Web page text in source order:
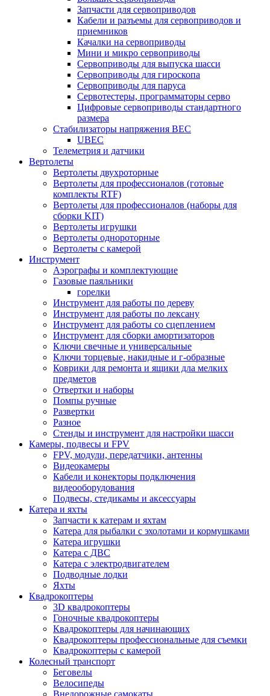
Запчасти для сервоприводов
Кабели и разъемы для сервоприводов и
приемников
Качалки на сервоприводы
Мини и микро сервоприводы
Сервоприводы для выпуска шасси
Сервоприводы для гироскопа
Сервоприводы для паруса
Сервотестеры, программаторы серво
Цифровые сервоприводы стандартного
размера
Стабилизаторы напряжения BEC
UBEC
Телеметрия и датчики
Вертолеты
Вертолеты двухроторные
Вертолеты для профессионалов (готовые
комплекты RTF)
Вертолеты для профессионалов (наборы для
сборки KIT)
Вертолеты игрушки
Вертолеты однороторные
Вертолеты с камерой
Инструмент
Аэрографы и комплектующие
Газовые паяльники
горелки
Инструмент для работы по дереву
Инструмент для работы по лексану
Инструмент для работы со сцеплением
Инструмент для сборки амортизаторов
Ключи свечные и универсальные
Ключи торцевые, накидные и г-образные
Коврики для ремонта и ящики дла мелких
предметов
Отвертки и наборы
Помпы ручные
Развертки
Разное
Стенды и инструмент для настройки шасси
Камеры, подвесы и FPV
FPV, модули, передатчики, антенны
Видеокамеры
Кабели и конекторы подключения
видеооборудования
Подвесы, стедикамы и аксессуары
Катера и яхты
Запчасти к катерам и яхтам
Катера для рыбалки с эхолотами и кормушками
Катера игрушки
Катера с ДВС
Катера с электродвигателем
Подводные лодки
Яхты
Квадрокоптеры
3D квадрокоптеры
Гоночные квадрокоптеры
Квадрокоптеры для начинающих
Квадрокоптеры профессиональные для съемки
Квадрокоптеры с камерой
Колесный транспорт
Беговелы
Велосипеды
Внедорожные самокаты